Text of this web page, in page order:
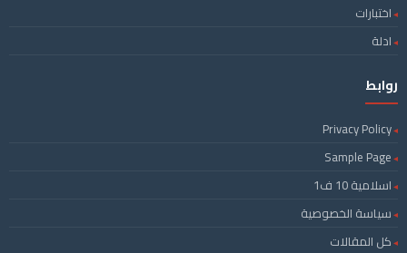
اختبارات
ادلة
روابط
Privacy Policy
Sample Page
اسلامية 10 ف1
سياسة الخصوصية
كل المقالات